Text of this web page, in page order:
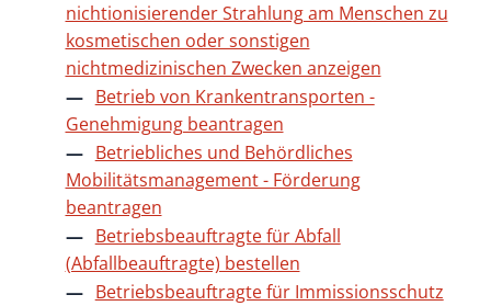
nichtionisierender Strahlung am Menschen zu
kosmetischen oder sonstigen
nichtmedizinischen Zwecken anzeigen
Betrieb von Krankentransporten -
Genehmigung beantragen
Betriebliches und Behördliches
Mobilitätsmanagement - Förderung
beantragen
Betriebsbeauftragte für Abfall
(Abfallbeauftragte) bestellen
Betriebsbeauftragte für Immissionsschutz